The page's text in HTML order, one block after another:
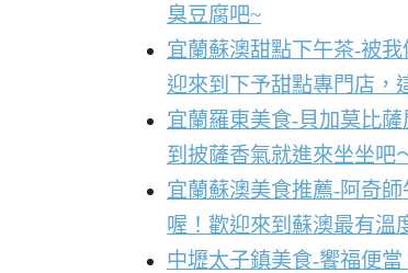
臭豆腐吧~
宜蘭蘇澳甜點下午茶-被
迎來到下予甜點專門店，
宜蘭羅東美食-貝加莫比
到披薩香氣就進來坐坐吧
宜蘭蘇澳美食推薦-阿奇
喔！歡迎來到蘇澳最有溫
中壢太子鎮美食-饗福便